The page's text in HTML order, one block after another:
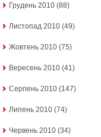
Грудень 2010 (88)
Листопад 2010 (49)
Жовтень 2010 (75)
Вересень 2010 (41)
Серпень 2010 (147)
Липень 2010 (74)
Червень 2010 (34)